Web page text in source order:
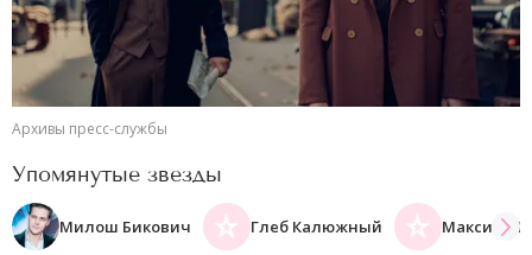
Архивы пресс-службы
Упомянутые звезды
Милош Бикович Глеб Калюжный Максим